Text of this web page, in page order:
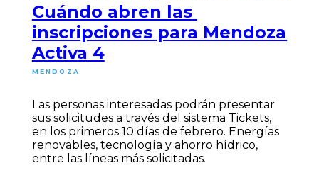
Cuándo abren las
inscripciones para Mendoza
Activa 4
MENDOZA
Las personas interesadas podrán presentar
sus solicitudes a través del sistema Tickets,
en los primeros 10 días de febrero. Energías
renovables, tecnología y ahorro hídrico,
entre las líneas más solicitadas.